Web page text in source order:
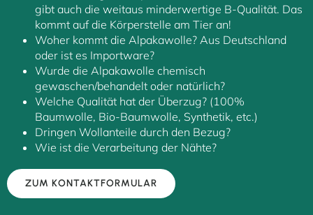
gibt auch die weitaus minderwertige B-Qualität. Das
kommt auf die Körperstelle am Tier an!
Woher kommt die Alpakawolle? Aus Deutschland
oder ist es Importware?
Wurde die Alpakawolle chemisch
gewaschen/behandelt oder natürlich?
Welche Qualität hat der Überzug? (100%
Baumwolle, Bio-Baumwolle, Synthetik, etc.)
Dringen Wollanteile durch den Bezug?
Wie ist die Verarbeitung der Nähte?
ZUM KONTAKTFORMULAR